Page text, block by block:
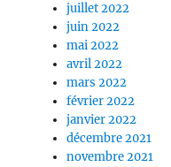
juillet 2022
juin 2022
mai 2022
avril 2022
mars 2022
février 2022
janvier 2022
décembre 2021
novembre 2021